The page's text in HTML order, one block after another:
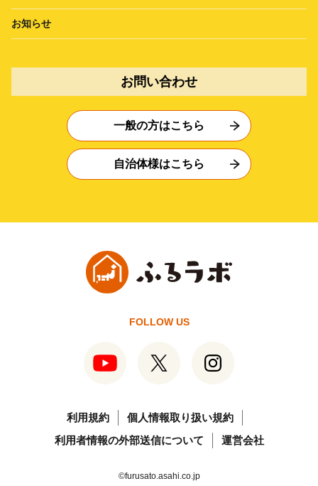
お知らせ
お問い合わせ
一般の方はこちら
自治体様はこちら
FOLLOW US
利用規約
個人情報取り扱い規約
利用者情報の外部送信について
運営会社
©furusato.asahi.co.jp